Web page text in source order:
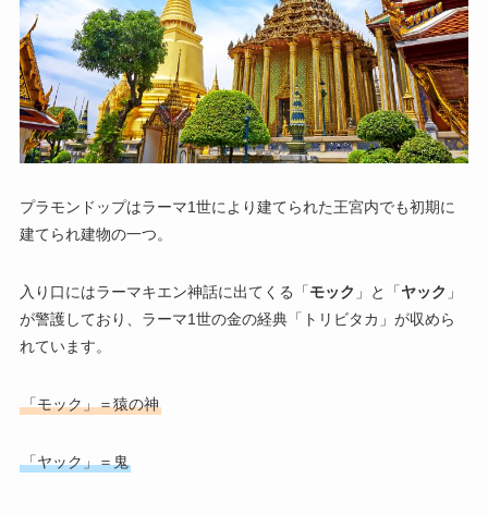
プラモンドップはラーマ1世により建てられた王宮内でも初期に
建てられ建物の一つ。
入り口にはラーマキエン神話に出てくる「モック 」と「ヤック 」
が警護しており、ラーマ1世の金の経典「トリビタカ」が収めら
れています。
「モック」＝猿の神
「ヤック」＝鬼